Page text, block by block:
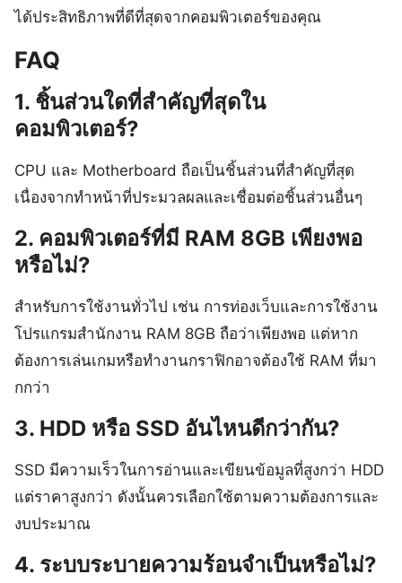
ได้ประสิทธิภาพที่ดีที่สุดจากคอมพิวเตอร์ของคุณ
FAQ
1. ชิ้นส่วนใดที่สำคัญที่สุดใน
คอมพิวเตอร์?
CPU และ Motherboard ถือเป็นชิ้นส่วนที่สำคัญที่สุด
เนื่องจากทำหน้าที่ประมวลผลและเชื่อมต่อชิ้นส่วนอื่นๆ
2. คอมพิวเตอร์ที่มี RAM 8GB เพียงพอ
หรือไม่?
สำหรับการใช้งานทั่วไป เช่น การท่องเว็บและการใช้งาน
โปรแกรมสำนักงาน RAM 8GB ถือว่าเพียงพอ แต่หาก
ต้องการเล่นเกมหรือทำงานกราฟิกอาจต้องใช้ RAM ที่มา
กกว่า
3. HDD หรือ SSD อันไหนดีกว่ากัน?
SSD มีความเร็วในการอ่านและเขียนข้อมูลที่สูงกว่า HDD
แต่ราคาสูงกว่า ดังนั้นควรเลือกใช้ตามความต้องการและ
งบประมาณ
4. ระบบระบายความร้อนจำเป็นหรือไม่?